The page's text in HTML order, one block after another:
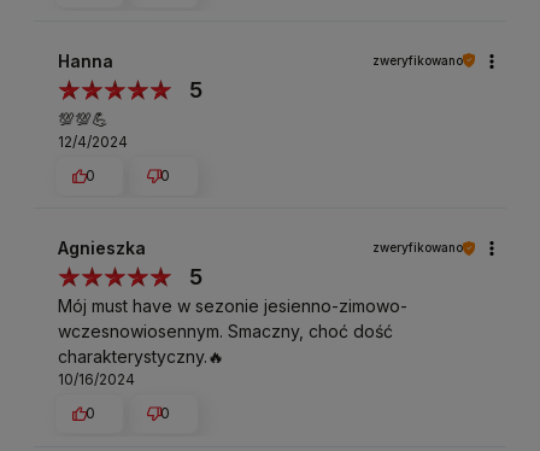
Hanna zweryfikowano
5
💯💯💪
12/4/2024
0
0
Agnieszka zweryfikowano
5
Mój must have w sezonie jesienno-zimowo-
wczesnowiosennym. Smaczny, choć dość
charakterystyczny.🔥
10/16/2024
0
0